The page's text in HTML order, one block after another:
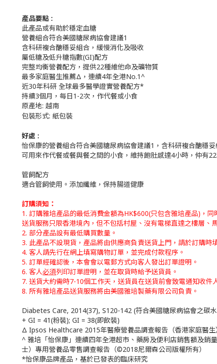
產品要點 :
此產品或有助於穩定血糖
營養組合符合美國糖尿病協會建議1
含科研複合醣穩妥組合，緩慢消化及吸收
屬低糖及低升糖指數(GI)配方
完整均衡營養配方，提供22種維他命及礦物質
最多家庭醫生推薦Δ，連續4年全港No.1^
近30年科研 全球最多醫學證實營養配方*
持續3個月，每日1-2次，作代餐或小食
原產地: 越南
包裝形式: 紙包裝
好處 :
怡保康的營養組合符合美國糖尿病協會建議1，含科研複合醣穩
可用來作代餐或餐與餐之間的小食，維持飽肚感達4小時，仲有
管飼配方
適合管飼使用。添加纖維，保持腸道健康
訂購須知：
1. 訂購雅培產品的最低消費金額為HK$600(只包含雅培產品)，
送貨服務只限香港境內，但不包括村屋、沒有電梯直達之樓層、
2. 部分產品設有最低購買數量。
3. 此產品不設現貨，產品將由供應商負責送貨上門，請於訂購時
4. 客人請先行在網上填寫購物訂單，並完成付款程序。
5. 訂單經確認後，本會會以電郵方式向客人發出訂單證明。
6. 客人必須列印訂單證明，並在取貨時給予送貨員。
7. 送貨大約需時7-10個工作天，送貨員在送貨前會致電通知收件
8. 所有雅培產品送貨服務將由美國雅培製藥有限公司負責。
Diabetes Care, 2014(37), S120-142 (符合美國糖尿病協會之碳
+ GI = 41(粉裝); GI = 38(即飲裝)
Δ Ipsos Healthcare 2015年醫療營養品調查報告（香港家庭
^ 雅培「怡保康」連續四年全港超市、藥房及便利店銷售額及
士）專用營養品零售調查報告（©2018尼爾森公司版權所有）
*怡保康品牌產品，基於已發表的臨床研究